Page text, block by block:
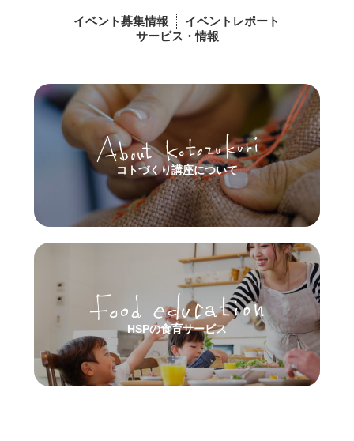
イベント募集情報
イベントレポート
サービス・情報
コトづくり講座について
HSPの食育サービス